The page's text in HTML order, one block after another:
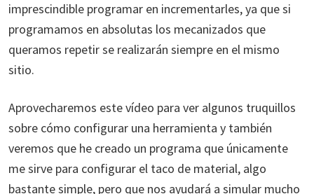
imprescindible programar en incrementarles, ya que si
programamos en absolutas los mecanizados que
queramos repetir se realizarán siempre en el mismo
sitio.
Aprovecharemos este vídeo para ver algunos truquillos
sobre cómo configurar una herramienta y también
veremos que he creado un programa que únicamente
me sirve para configurar el taco de material, algo
bastante simple, pero que nos ayudará a simular mucho